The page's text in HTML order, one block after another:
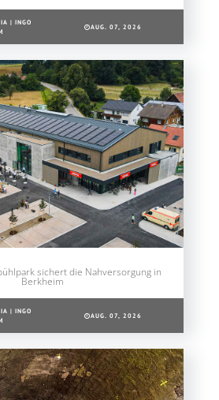
| INGO
AUG. 07, 2026
sichert die Nahversorgung in
Berkheim
| INGO
AUG. 07, 2026